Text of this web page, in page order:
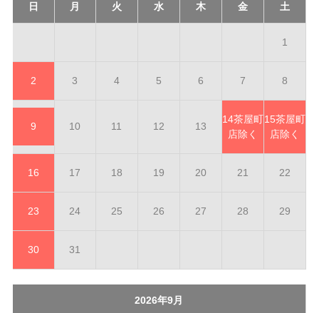
日 月 火 水 木 金 土
1
2 3 4 5 6 7 8
9 10 11 12 13
14茶屋町
店除く
15茶屋町
店除く
16 17 18 19 20 21 22
23 24 25 26 27 28 29
30 31
2026年9月